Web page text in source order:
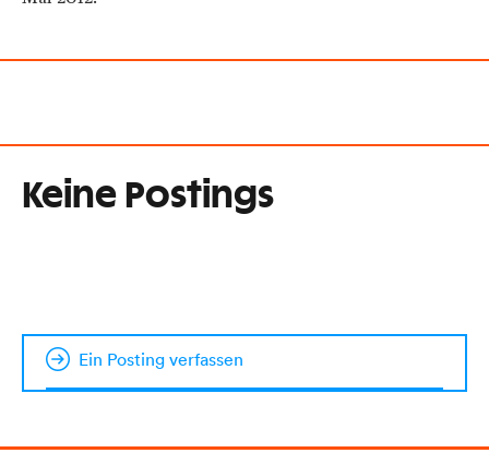
Keine Postings
Ein Posting verfassen